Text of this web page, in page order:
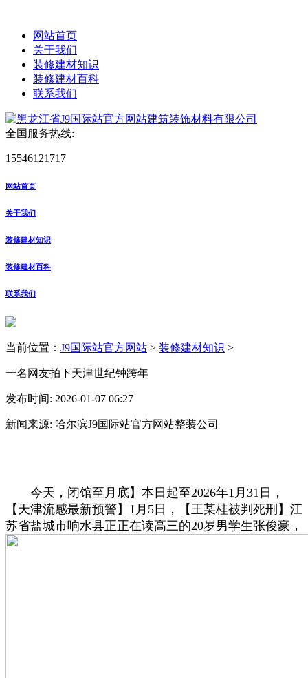
网站首页
关于我们
装修建材知识
装修建材百科
联系我们
全国服务热线:
15546121717
网站首页
关于我们
装修建材知识
装修建材百科
联系我们
当前位置： J9国际站官方网站 > 装修建材知识 >
一名网友拍下天津世纪钟跨年
发布时间: 2026-01-07 06:27
新闻来源: 哈尔滨J9国际站官方网站整装公司
今天，闭馆至月底】本日起至2026年1月31日，
【天津流感最新预警】1月5日，【王某桂被判死刑】江
苏省盐城市响水县正正在读高三的20岁男学生张俊豪，